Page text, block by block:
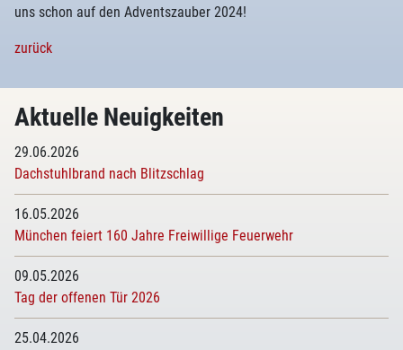
uns schon auf den Adventszauber 2024!
zurück
Aktuelle Neuigkeiten
29.06.2026
Dachstuhlbrand nach Blitzschlag
16.05.2026
München feiert 160 Jahre Freiwillige Feuerwehr
09.05.2026
Tag der offenen Tür 2026
25.04.2026